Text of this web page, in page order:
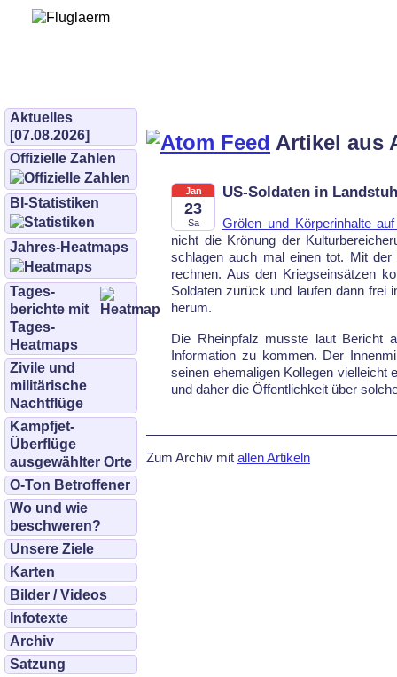
Aktuelles
[07.08.2026]
Offizielle Zahlen
BI-Statistiken
Jahres-Heatmaps
Tages­
berichte mit
Tages-
Heatmaps
Zivile und
militärische
Nachtflüge
Kampfjet-
Überflüge
ausgewählter Orte
O-Ton Betroffener
Wo und wie
beschweren?
Unsere Ziele
Karten
Bilder / Videos
Infotexte
Archiv
Satzung
Artikel aus
Jan
23
Sa
US-Soldaten in
Grölen und Körperinhalte
nicht die Krönung der
schlagen auch mal einen tot. Mit
rechnen. Aus den Kriegseinsätzen
Soldaten zurück und laufen dann frei
herum.
Die Rheinpfalz musste laut Bericht
Information zu kommen. Der
seinen ehemaligen Kollegen vielleicht
und daher die Öffentlichkeit über
Zum Archiv mit allen Artikeln